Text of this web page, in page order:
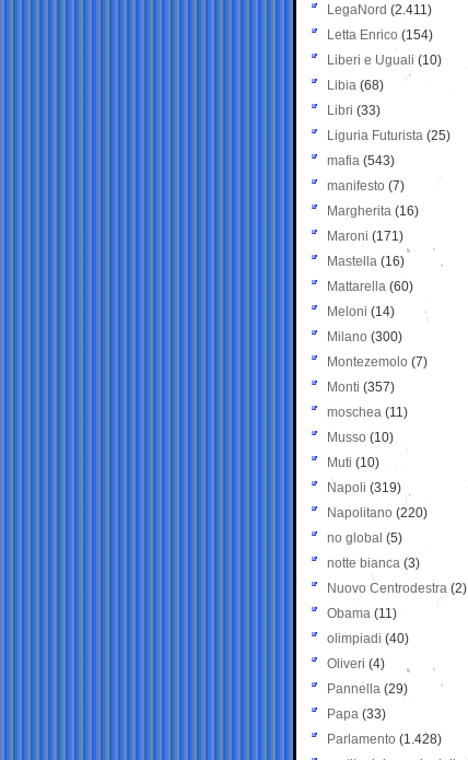
LegaNord (2.411)
Letta Enrico (154)
Liberi e Uguali (10)
Libia (68)
Libri (33)
Liguria Futurista (25)
mafia (543)
manifesto (7)
Margherita (16)
Maroni (171)
Mastella (16)
Mattarella (60)
Meloni (14)
Milano (300)
Montezemolo (7)
Monti (357)
moschea (11)
Musso (10)
Muti (10)
Napoli (319)
Napolitano (220)
no global (5)
notte bianca (3)
Nuovo Centrodestra (2)
Obama (11)
olimpiadi (40)
Oliveri (4)
Pannella (29)
Papa (33)
Parlamento (1.428)